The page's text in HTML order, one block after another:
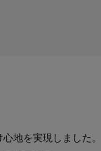
地を実現しました。